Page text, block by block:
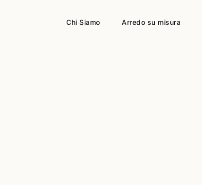
Chi Siamo Arredo su misura